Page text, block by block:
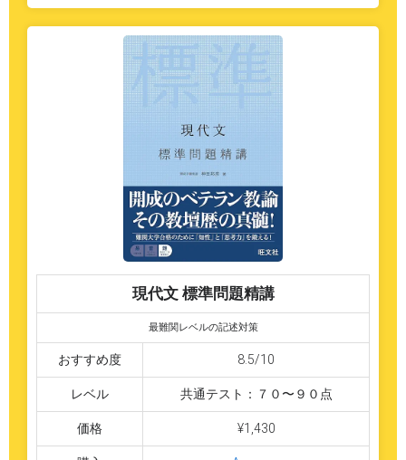
現代文 標準問題精講
最難関レベルの記述対策
おすすめ度 8.5/10
レベル 共通テスト：７０〜９０点
価格 ¥1,430